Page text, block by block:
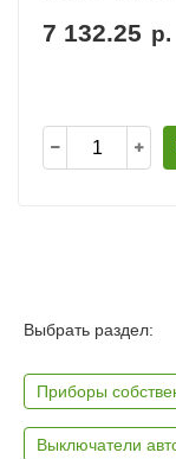
7 132.25 р.
Выбрать раздел:
Приборы
Выключатели